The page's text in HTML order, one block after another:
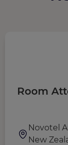
Room
Novotel
New